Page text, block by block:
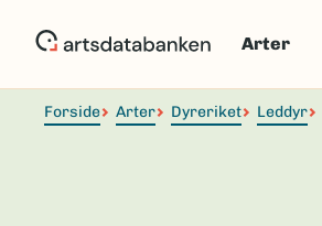
Arter
Forside Arter Dyreriket Leddyr